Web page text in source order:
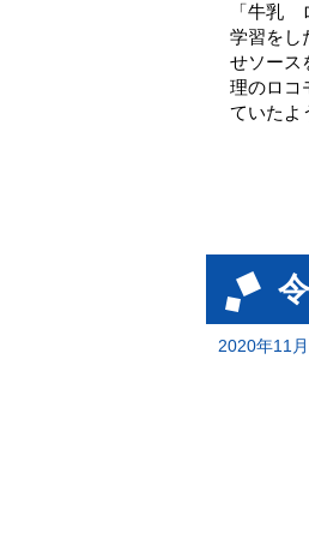
「牛乳
学習をし
せソース
理のロコ
ていたよ
2020年11